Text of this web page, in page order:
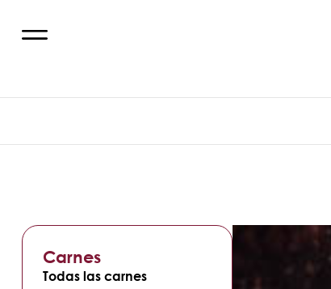
Carnes
Todas las carnes